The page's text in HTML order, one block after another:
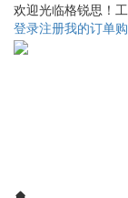
欢迎光临格锐思！
登录注册我的订单